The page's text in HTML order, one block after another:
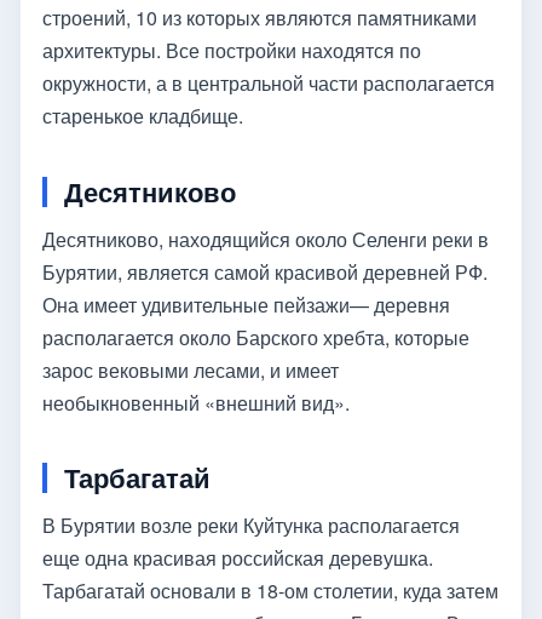
строений, 10 из которых являются памятниками
архитектуры. Все постройки находятся по
окружности, а в центральной части располагается
старенькое кладбище.
Десятниково
Десятниково, находящийся около Селенги реки в
Бурятии, является самой красивой деревней РФ.
Она имеет удивительные пейзажи— деревня
располагается около Барского хребта, которые
зарос вековыми лесами, и имеет
необыкновенный «внешний вид».
Тарбагатай
В Бурятии возле реки Куйтунка располагается
еще одна красивая российская деревушка.
Тарбагатай основали в 18-ом столетии, куда затем